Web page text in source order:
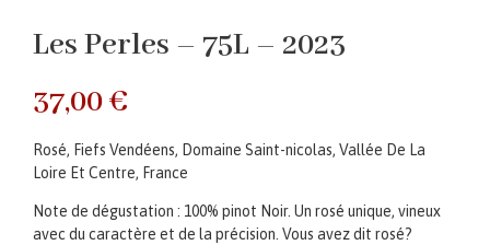
Les Perles – 75L – 2023
37,00€
Rosé, Fiefs Vendéens, Domaine Saint-nicolas, Vallée De La
Loire Et Centre, France
Note de dégustation : 100% pinot Noir. Un rosé unique, vineux
avec du caractère et de la précision. Vous avez dit rosé?